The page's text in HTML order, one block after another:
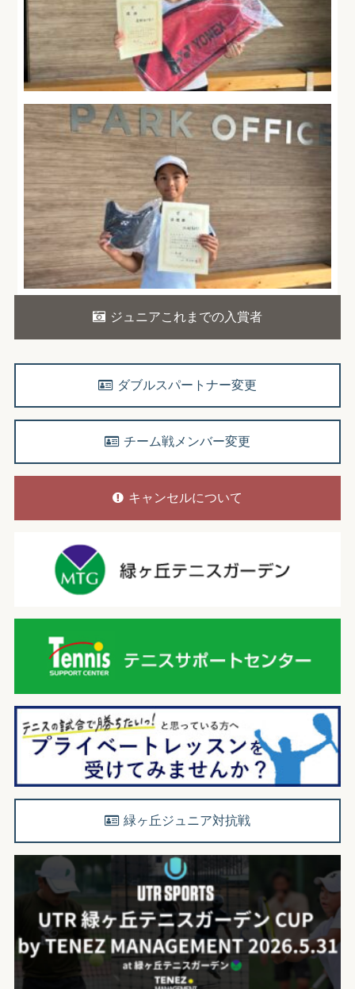
ジュニアこれまでの入賞者
ダブルスパートナー変更
チーム戦メンバー変更
キャンセルについて
緑ヶ丘ジュニア対抗戦